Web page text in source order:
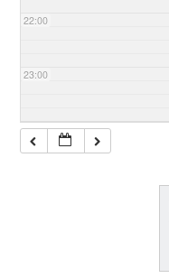
22:00
23:00